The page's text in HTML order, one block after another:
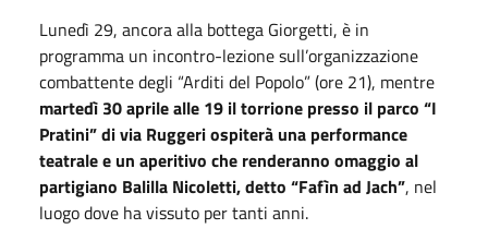
Lunedì 29, ancora alla bottega Giorgetti, è in
programma un incontro-lezione sull’organizzazione
combattente degli “Arditi del Popolo” (ore 21), mentre
martedì 30 aprile alle 19 il torrione presso il parco “I
Pratini” di via Ruggeri ospiterà una performance
teatrale e un aperitivo che renderanno omaggio al
partigiano Balilla Nicoletti, detto “Fafìn ad Jach”, nel
luogo dove ha vissuto per tanti anni.